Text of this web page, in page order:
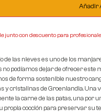
Añadir
junto con descuento para
de las nieves es uno de los
no podíamos dejar de ofrecer este
de forma sostenible nuestro
y cristalinas de Groenlandia. Una
la carne de las patas, una por
propia cocción para preservar su